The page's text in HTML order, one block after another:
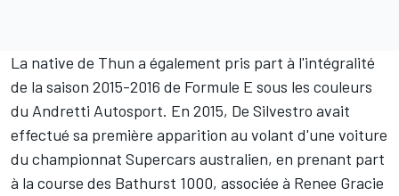
La native de Thun a également pris part à l'intégralité
de la saison 2015-2016 de Formule E sous les couleurs
du Andretti Autosport. En 2015, De Silvestro avait
effectué sa première apparition au volant d'une voiture
du championnat Supercars australien, en prenant part
à la course des Bathurst 1000, associée à Renee Gracie